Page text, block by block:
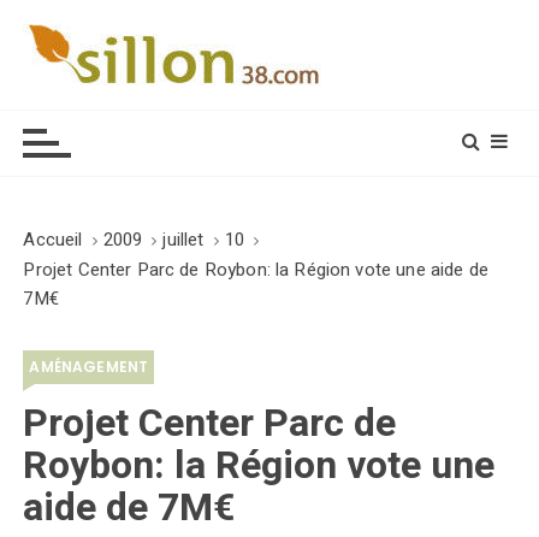
Accueil 2009 juillet
10
Projet Center Parc de Roybon: la Région vote une aide de
7M€
AMÉNAGEMENT
Projet Center Parc de
Roybon: la Région vote une
aide de 7M€